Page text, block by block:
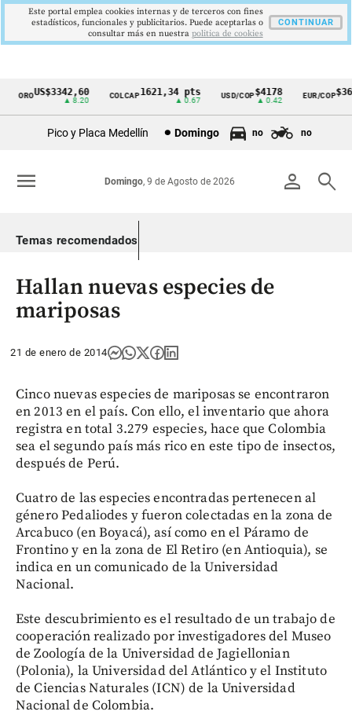
Cintillo
Colombia
OROUS$3342,60
▲ 8.20
COLCAP1621,34 pts
▲ 0.67
USD/COP$4178
▲ 0.42
EUR/COP
Pico y Placa Medellín Domingo no no
person search
Domingo, 9 de Agosto de 2026
menu
Temas recomendados
Hallan nuevas especies de
mariposas
21 de enero de 2014
Cinco nuevas especies de mariposas se encontraron
en 2013 en el país. Con ello, el inventario que ahora
registra en total 3.279 especies, hace que Colombia
sea el segundo país más rico en este tipo de insectos,
después de Perú.
Cuatro de las especies encontradas pertenecen al
género Pedaliodes y fueron colectadas en la zona de
Arcabuco (en Boyacá), así como en el Páramo de
Frontino y en la zona de El Retiro (en Antioquia), se
indica en un comunicado de la Universidad
Nacional.
Este descubrimiento es el resultado de un trabajo de
cooperación realizado por investigadores del Museo
de Zoología de la Universidad de Jagiellonian
(Polonia), la Universidad del Atlántico y el Instituto
de Ciencias Naturales (ICN) de la Universidad
Nacional de Colombia.
Este portal emplea cookies internas y de terceros con fines
estadísticos, funcionales y publicitarios. Puede aceptarlas o
consultar más en nuestra politica de cookies
CONTINUAR